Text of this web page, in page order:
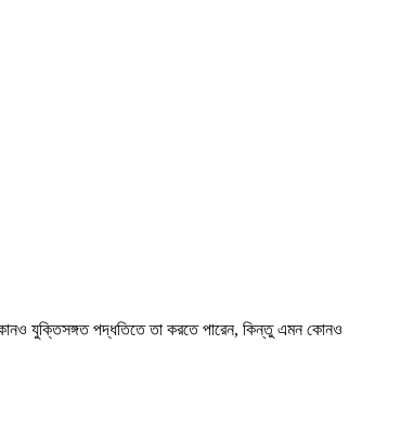
যুক্তিসঙ্গত পদ্ধতিতে তা করতে পারেন, কিন্তু এমন কোনও